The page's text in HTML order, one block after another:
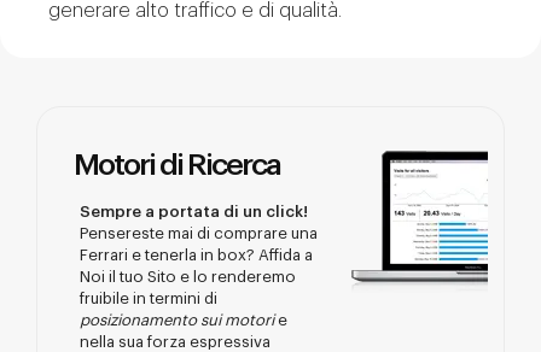
generare alto traffico e di qualità.
Motori di Ricerca
Sempre a portata di un click!
Pensereste mai di comprare una
Ferrari e tenerla in box? Affida a
Noi il tuo Sito e lo renderemo
fruibile in termini di
posizionamento sui motorie
nella sua forza espressiva